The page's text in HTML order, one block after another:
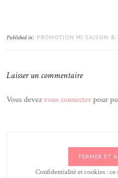
Published in: PROMOTION MI SAISON &
Laisser un commentaire
Vous devezvous connecterpour
Confidentialité et cookies : ce